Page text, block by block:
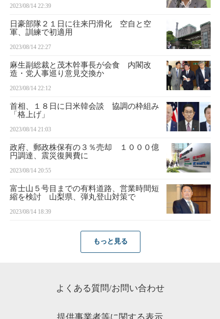
2023/08/14 22:39
日豪部隊２１日に往来円滑化 空自と空
軍、訓練で初適用
2023/08/14 22:27
麻生副総裁と茂木幹事長が会食 内閣改
造・党人事巡り意見交換か
2023/08/14 22:12
首相、１８日に日米韓会談 協調の枠組み
「格上げ」
2023/08/14 21:03
政府、郵政株保有の３％売却 １０００億
円調達、震災復興費に
2023/08/14 20:55
富士山５号目までの有料道路、営業時間短
縮を検討 山梨県、弾丸登山対策で
2023/08/14 18:39
もっと見る
よくある質問/お問い合わせ